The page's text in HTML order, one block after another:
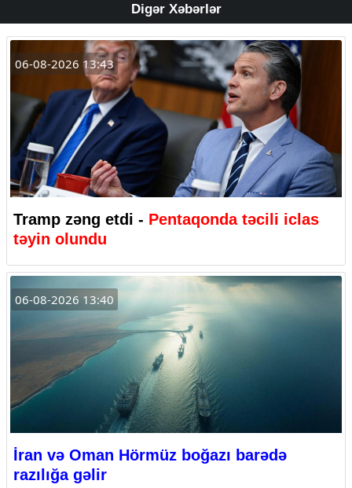
Digər Xəbərlər
06-08-2026 13:43
Tramp zəng etdi - Pentaqonda təcili iclas
təyin olundu
06-08-2026 13:40
İran və Oman Hörmüz boğazı barədə
razılığa gəlir